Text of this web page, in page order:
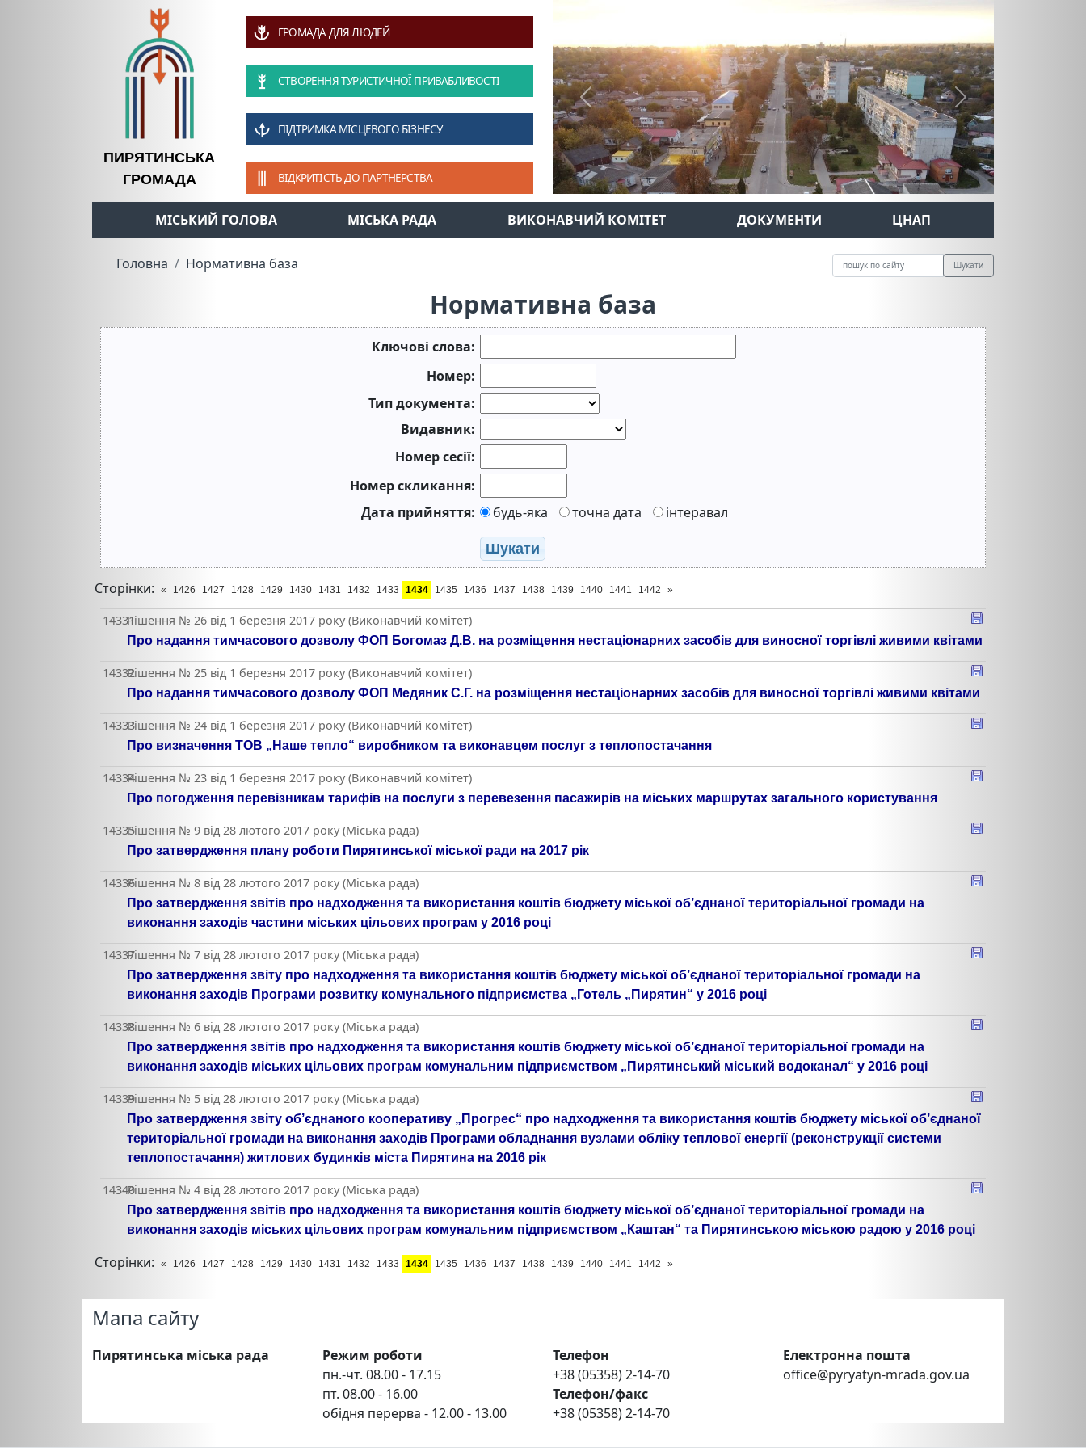
ПИРЯТИНСЬКА
ГРОМАДА
ГРОМАДА ДЛЯ ЛЮДЕЙ
СТВОРЕННЯ ТУРИСТИЧНОЇ ПРИВАБЛИВОСТІ
ПІДТРИМКА МІСЦЕВОГО БІЗНЕСУ
ВІДКРИТІСТЬ ДО ПАРТНЕРСТВА
Previous Next
МІСЬКИЙ ГОЛОВА МІСЬКА РАДА ВИКОНАВЧИЙ КОМІТЕТ ДОКУМЕНТИ ЦНАП
Головна Нормативна база Шукати
Нормативна база
Ключові слова:
Номер:
Тип документа:
Видавник:
Номер сесії:
Номер скликання:
Дата прийняття:
будь-яка точна дата інтеравал
Шукати
Сторінки: « 1426 1427 1428 1429 1430 1431 1432 1433 1434 1435 1436 1437 1438 1439 1440 1441 1442 »
14331Рішення № 26 від 1 березня 2017 року (Виконавчий комітет)
Про надання тимчасового дозволу ФОП Богомаз Д.В. на розміщення нестаціонарних засобів для виносної торгівлі живими квітами
14332Рішення № 25 від 1 березня 2017 року (Виконавчий комітет)
Про надання тимчасового дозволу ФОП Медяник С.Г. на розміщення нестаціонарних засобів для виносної торгівлі живими квітами
14333Рішення № 24 від 1 березня 2017 року (Виконавчий комітет)
Про визначення ТОВ „Наше тепло“ виробником та виконавцем послуг з теплопостачання
14334Рішення № 23 від 1 березня 2017 року (Виконавчий комітет)
Про погодження перевізникам тарифів на послуги з перевезення пасажирів на міських маршрутах загального користування
14335Рішення № 9 від 28 лютого 2017 року (Міська рада)
Про затвердження плану роботи Пирятинської міської ради на 2017 рік
14336Рішення № 8 від 28 лютого 2017 року (Міська рада)
Про затвердження звітів про надходження та використання коштів бюджету міської об’єднаної територіальної громади на
виконання заходів частини міських цільових програм у 2016 році
14337Рішення № 7 від 28 лютого 2017 року (Міська рада)
Про затвердження звіту про надходження та використання коштів бюджету міської об’єднаної територіальної громади на
виконання заходів Програми розвитку комунального підприємства „Готель „Пирятин“ у 2016 році
14338Рішення № 6 від 28 лютого 2017 року (Міська рада)
Про затвердження звітів про надходження та використання коштів бюджету міської об’єднаної територіальної громади на
виконання заходів міських цільових програм комунальним підприємством „Пирятинський міський водоканал“ у 2016 році
14339Рішення № 5 від 28 лютого 2017 року (Міська рада)
Про затвердження звіту об’єднаного кооперативу „Прогрес“ про надходження та використання коштів бюджету міської об’єднаної
територіальної громади на виконання заходів Програми обладнання вузлами обліку теплової енергії (реконструкції системи
теплопостачання) житлових будинків міста Пирятина на 2016 рік
14340Рішення № 4 від 28 лютого 2017 року (Міська рада)
Про затвердження звітів про надходження та використання коштів бюджету міської об’єднаної територіальної громади на
виконання заходів міських цільових програм комунальним підприємством „Каштан“ та Пирятинською міською радою у 2016 році
Сторінки: « 1426 1427 1428 1429 1430 1431 1432 1433 1434 1435 1436 1437 1438 1439 1440 1441 1442 »
Мапа сайту
Пирятинська міська рада
Режим роботи
пн.-чт. 08.00 - 17.15
пт. 08.00 - 16.00
обідня перерва - 12.00 - 13.00
Телефон
+38 (05358) 2-14-70
Телефон/факс
+38 (05358) 2-14-70
Електронна пошта
office@pyryatyn-mrada.gov.ua